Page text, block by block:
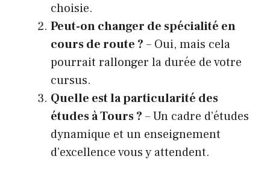
choisie.
Peut-on changer de spécialité en
cours de route ? – Oui, mais cela
pourrait rallonger la durée de votre
cursus.
Quelle est la particularité des
études à Tours ? – Un cadre d’études
dynamique et un enseignement
d’excellence vous y attendent.